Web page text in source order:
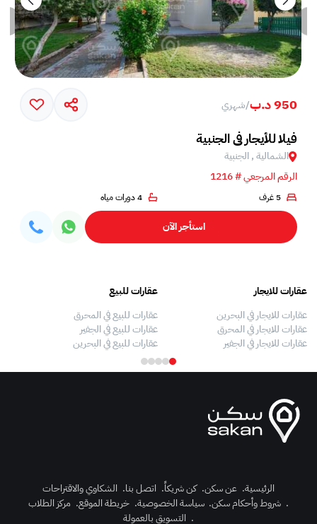
950 د.ب /شهري
فيلا للأيجار في الجنبية
الشمالية , الجنبية
الرقم المرجعي # 1216
5 غرف 4 دورات مياه
استأجر الآن
عقارات للايجار
عقارات للايجار في البحرين
عقارات للايجار في المحرق
عقارات للايجار في الجفير
عقارات للبيع
عقارات للبيع في المحرق
عقارات للبيع في الجفير
عقارات للبيع في البحرين
الرئيسية. عن سكن. كن شريكاً. اتصل بنا. الشكاوي والاقتراحات
. شروط وأحكام سكن. سياسة الخصوصية. خريطة الموقع. مركز الطلاب
. التسويق بالعمولة